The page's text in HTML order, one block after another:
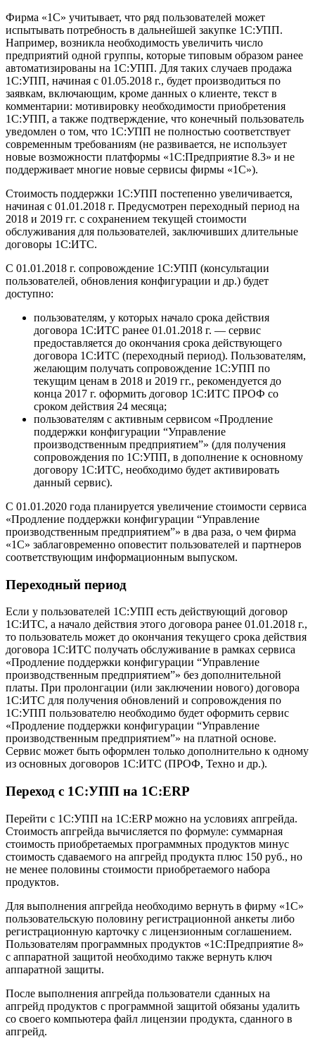
Фирма «1С» учитывает, что ряд пользователей может
испытывать потребность в дальнейшей закупке 1С:УПП.
Например, возникла необходимость увеличить число
предприятий одной группы, которые типовым образом ранее
автоматизированы на 1С:УПП. Для таких случаев продажа
1С:УПП, начиная с 01.05.2018 г., будет производиться по
заявкам, включающим, кроме данных о клиенте, текст в
комментарии: мотивировку необходимости приобретения
1С:УПП, а также подтверждение, что конечный пользователь
уведомлен о том, что 1С:УПП не полностью соответствует
современным требованиям (не развивается, не использует
новые возможности платформы «1С:Предприятие 8.3» и не
поддерживает многие новые сервисы фирмы «1С»).
Стоимость поддержки 1С:УПП постепенно увеличивается,
начиная с 01.01.2018 г. Предусмотрен переходный период на
2018 и 2019 гг. с сохранением текущей стоимости
обслуживания для пользователей, заключивших длительные
договоры 1С:ИТС.
С 01.01.2018 г. сопровождение 1С:УПП (консультации
пользователей, обновления конфигурации и др.) будет
доступно:
пользователям, у которых начало срока действия
договора 1С:ИТС ранее 01.01.2018 г. — сервис
предоставляется до окончания срока действующего
договора 1С:ИТС (переходный период). Пользователям,
желающим получать сопровождение 1С:УПП по
текущим ценам в 2018 и 2019 гг., рекомендуется до
конца 2017 г. оформить договор 1С:ИТС ПРОФ со
сроком действия 24 месяца;
пользователям с активным сервисом «Продление
поддержки конфигурации “Управление
производственным предприятием”» (для получения
сопровождения по 1С:УПП, в дополнение к основному
договору 1С:ИТС, необходимо будет активировать
данный сервис).
С 01.01.2020 года планируется увеличение стоимости сервиса
«Продление поддержки конфигурации “Управление
производственным предприятием”» в два раза, о чем фирма
«1С» заблаговременно оповестит пользователей и партнеров
соответствующим информационным выпуском.
Переходный период
Если у пользователей 1С:УПП есть действующий договор
1С:ИТС, а начало действия этого договора ранее 01.01.2018 г.,
то пользователь может до окончания текущего срока действия
договора 1С:ИТС получать обслуживание в рамках сервиса
«Продление поддержки конфигурации “Управление
производственным предприятием”» без дополнительной
платы. При пролонгации (или заключении нового) договора
1С:ИТС для получения обновлений и сопровождения по
1С:УПП пользователю необходимо будет оформить сервис
«Продление поддержки конфигурации “Управление
производственным предприятием”» на платной основе.
Сервис может быть оформлен только дополнительно к одному
из основных договоров 1С:ИТС (ПРОФ, Техно и др.).
Переход с 1С:УПП на 1С:ERP
Перейти с 1С:УПП на 1С:ERP можно на условиях апгрейда.
Стоимость апгрейда вычисляется по формуле: суммарная
стоимость приобретаемых программных продуктов минус
стоимость сдаваемого на апгрейд продукта плюс 150 руб., но
не менее половины стоимости приобретаемого набора
продуктов.
Для выполнения апгрейда необходимо вернуть в фирму «1С»
пользовательскую половину регистрационной анкеты либо
регистрационную карточку с лицензионным соглашением.
Пользователям программных продуктов «1С:Предприятие 8»
с аппаратной защитой необходимо также вернуть ключ
аппаратной защиты.
После выполнения апгрейда пользователи сданных на
апгрейд продуктов с программной защитой обязаны удалить
со своего компьютера файл лицензии продукта, сданного в
апгрейд.